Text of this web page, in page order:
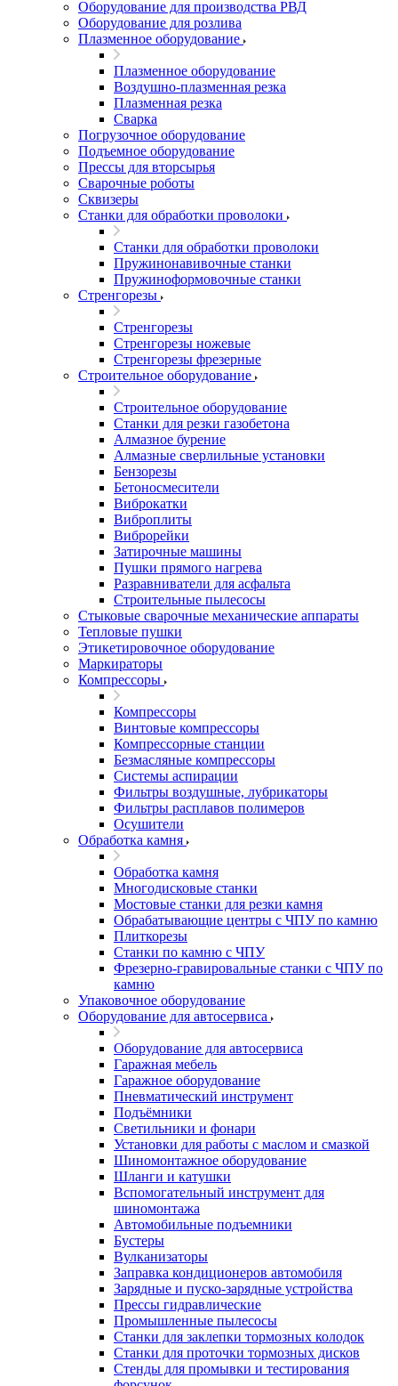
Оборудование для производства РВД
Оборудование для розлива
Плазменное оборудование
Плазменное оборудование
Воздушно-плазменная резка
Плазменная резка
Сварка
Погрузочное оборудование
Подъемное оборудование
Прессы для вторсырья
Сварочные роботы
Сквизеры
Станки для обработки проволоки
Станки для обработки проволоки
Пружинонавивочные станки
Пружиноформовочные станки
Стренгорезы
Стренгорезы
Стренгорезы ножевые
Стренгорезы фрезерные
Строительное оборудование
Строительное оборудование
Станки для резки газобетона
Алмазное бурение
Алмазные сверлильные установки
Бензорезы
Бетоносмесители
Виброкатки
Виброплиты
Виброрейки
Затирочные машины
Пушки прямого нагрева
Разравниватели для асфальта
Строительные пылесосы
Стыковые сварочные механические аппараты
Тепловые пушки
Этикетировочное оборудование
Маркираторы
Компрессоры
Компрессоры
Винтовые компрессоры
Компрессорные станции
Безмасляные компрессоры
Системы аспирации
Фильтры воздушные, лубрикаторы
Фильтры расплавов полимеров
Осушители
Обработка камня
Обработка камня
Многодисковые станки
Мостовые станки для резки камня
Обрабатывающие центры с ЧПУ по камню
Плиткорезы
Станки по камню с ЧПУ
Фрезерно-гравировальные станки с ЧПУ по
камню
Упаковочное оборудование
Оборудование для автосервиса
Оборудование для автосервиса
Гаражная мебель
Гаражное оборудование
Пневматический инструмент
Подъёмники
Светильники и фонари
Установки для работы с маслом и смазкой
Шиномонтажное оборудование
Шланги и катушки
Вспомогательный инструмент для
шиномонтажа
Автомобильные подъемники
Бустеры
Вулканизаторы
Заправка кондиционеров автомобиля
Зарядные и пуско-зарядные устройства
Прессы гидравлические
Промышленные пылесосы
Станки для заклепки тормозных колодок
Станки для проточки тормозных дисков
Стенды для промывки и тестирования